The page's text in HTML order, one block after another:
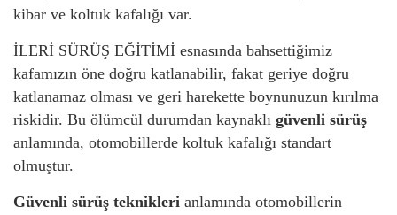
kibar ve koltuk kafalığı var.
İLERİ SÜRÜŞ EĞİTİMİ esnasında bahsettiğimiz
kafamızın öne doğru katlanabilir, fakat geriye doğru
katlanamaz olması ve geri harekette boynunuzun kırılma
riskidir. Bu ölümcül durumdan kaynaklı güvenli sürüş
anlamında, otomobillerde koltuk kafalığı standart
olmuştur.
Güvenli sürüş teknikleri anlamında otomobillerin